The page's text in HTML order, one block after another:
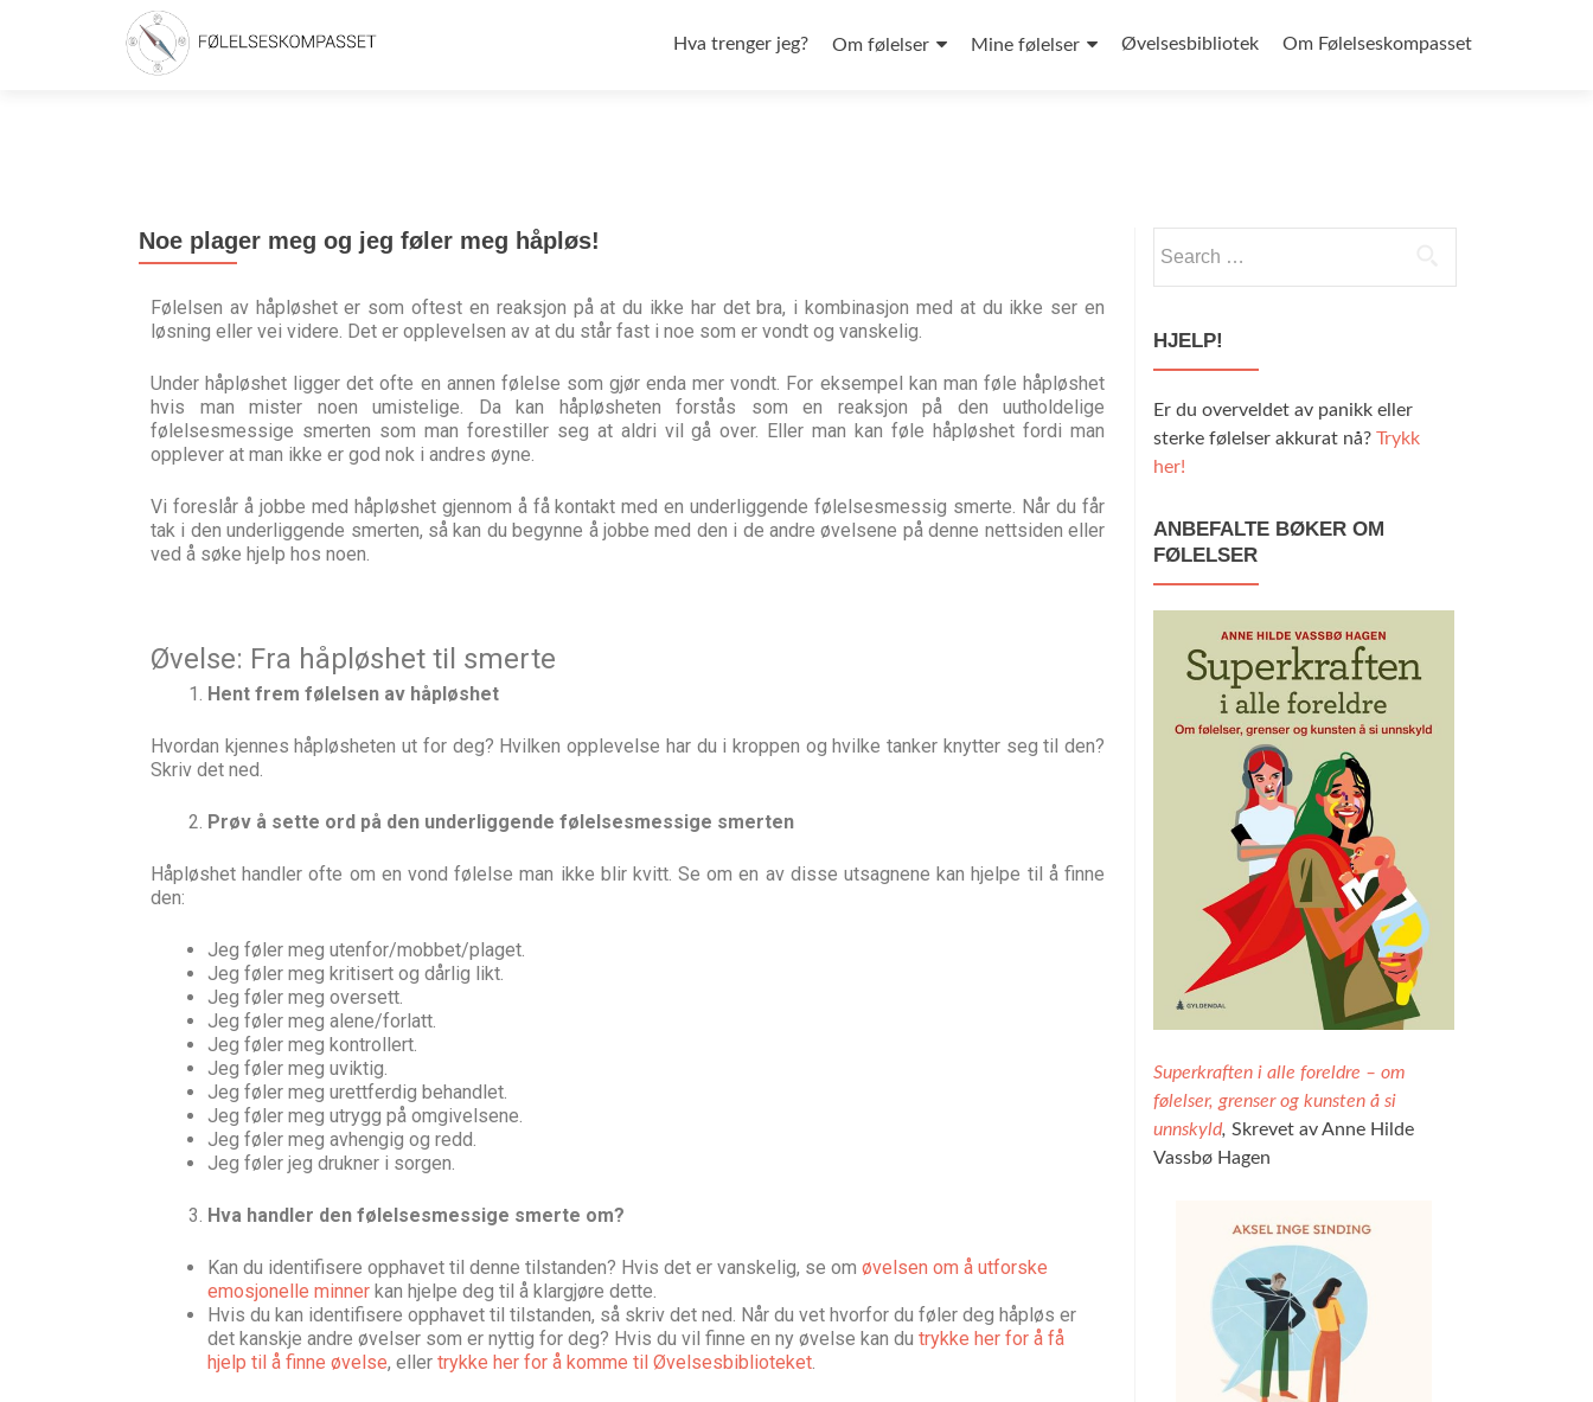
Hva trenger jeg? Om følelser Mine følelser Øvelsesbibliotek Om Følelseskompasset
Noe plager meg og jeg føler meg håpløs!
Følelsen av håpløshet er som oftest en reaksjon på at du ikke har det bra, i kombinasjon med at du ikke ser en
løsning eller vei videre. Det er opplevelsen av at du står fast i noe som er vondt og vanskelig.
Under håpløshet ligger det ofte en annen følelse som gjør enda mer vondt. For eksempel kan man føle håpløshet
hvis man mister noen umistelige. Da kan håpløsheten forstås som en reaksjon på den uutholdelige
følelsesmessige smerten som man forestiller seg at aldri vil gå over. Eller man kan føle håpløshet fordi man
opplever at man ikke er god nok i andres øyne.
Vi foreslår å jobbe med håpløshet gjennom å få kontakt med en underliggende følelsesmessig smerte. Når du får
tak i den underliggende smerten, så kan du begynne å jobbe med den i de andre øvelsene på denne nettsiden eller
ved å søke hjelp hos noen.
Øvelse: Fra håpløshet til smerte
Hent frem følelsen av håpløshet
Hvordan kjennes håpløsheten ut for deg? Hvilken opplevelse har du i kroppen og hvilke tanker knytter seg til den?
Skriv det ned.
Prøv å sette ord på den underliggende følelsesmessige smerten
Håpløshet handler ofte om en vond følelse man ikke blir kvitt. Se om en av disse utsagnene kan hjelpe til å finne
den:
Jeg føler meg utenfor/mobbet/plaget.
Jeg føler meg kritisert og dårlig likt.
Jeg føler meg oversett.
Jeg føler meg alene/forlatt.
Jeg føler meg kontrollert.
Jeg føler meg uviktig.
Jeg føler meg urettferdig behandlet.
Jeg føler meg utrygg på omgivelsene.
Jeg føler meg avhengig og redd.
Jeg føler jeg drukner i sorgen.
Hva handler den følelsesmessige smerte om?
Kan du identifisere opphavet til denne tilstanden? Hvis det er vanskelig, se om øvelsen om å utforske
emosjonelle minner kan hjelpe deg til å klargjøre dette.
Hvis du kan identifisere opphavet til tilstanden, så skriv det ned. Når du vet hvorfor du føler deg håpløs er
det kanskje andre øvelser som er nyttig for deg? Hvis du vil finne en ny øvelse kan du trykke her for å få
hjelp til å finne øvelse, eller trykke her for å komme til Øvelsesbiblioteket.
HJELP!
Er du overveldet av panikk eller
sterke følelser akkurat nå? Trykk
her!
ANBEFALTE BØKER OM
FØLELSER
Superkraften i alle foreldre – om
følelser, grenser og kunsten å si
unnskyld, Skrevet av Anne Hilde
Vassbø Hagen